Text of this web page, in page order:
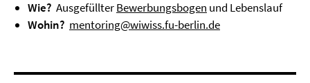
Wie? AusgefüllterBewerbungsbogen und Lebenslauf
Wohin? mentoring@wiwiss.fu-berlin.de